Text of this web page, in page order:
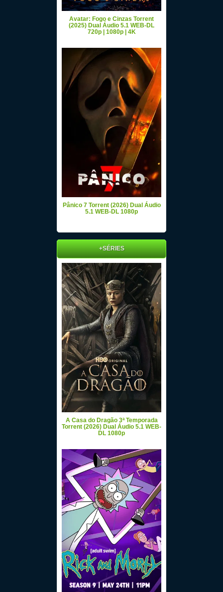
Avatar: Fogo e Cinzas Torrent
(2025) Dual Áudio 5.1 WEB-DL
720p | 1080p | 4K
Pânico 7 Torrent (2026) Dual Áudio
5.1 WEB-DL 1080p
+SÉRIES
A Casa do Dragão 3ª Temporada
Torrent (2026) Dual Áudio 5.1 WEB-
DL 1080p